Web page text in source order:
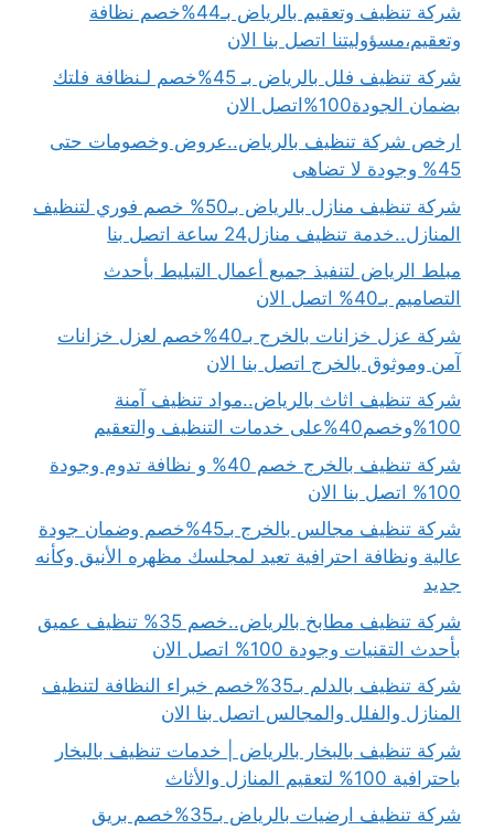
شركة تنظيف وتعقيم بالرياض بـ44%خصم نظافة
وتعقيم،مسؤوليتنا اتصل بنا الان
شركة تنظيف فلل بالرياض بـ 45%خصم لـنظافة فلتك
بضمان الجودة100%اتصل الان
ارخص شركة تنظيف بالرياض..عروض وخصومات حتى
45% وجودة لا تضاهى
شركة تنظيف منازل بالرياض بـ50% خصم فوري لتنظيف
المنازل..خدمة تنظيف منازل24 ساعة اتصل بنا
مبلط الرياض لتنفيذ جميع أعمال التبليط بأحدث
التصاميم بـ40% اتصل الان
شركة عزل خزانات بالخرج بـ40%خصم لعزل خزانات
آمن وموثوق بالخرج اتصل بنا الان
شركة تنظيف اثاث بالرياض..مواد تنظيف آمنة
100%وخصم40%على خدمات التنظيف والتعقيم
شركة تنظيف بالخرج خصم 40% و نظافة تدوم وجودة
100% اتصل بنا الان
شركة تنظيف مجالس بالخرج بـ45%خصم وضمان جودة
عالية ونظافة احترافية تعيد لمجلسك مظهره الأنيق وكأنه
جديد
شركة تنظيف مطابخ بالرياض..خصم 35% تنظيف عميق
بأحدث التقنيات وجودة 100% اتصل الان
شركة تنظيف بالدلم بـ35%خصم خبراء النظافة لتنظيف
المنازل والفلل والمجالس اتصل بنا الان
شركة تنظيف بالبخار بالرياض | خدمات تنظيف بالبخار
باحترافية 100% لتعقيم المنازل والأثاث
شركة تنظيف ارضيات بالرياض بـ35%خصم بريق